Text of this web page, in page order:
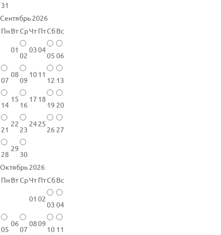
31
Сентябрь 2026
Пн ВтСрЧт ПтСбВс
01
02
0304
05 06
07
08
09
1011
12 13
14
15
16
17 18
19 20
21
22
23
2425
26 27
28
29
30
Октябрь 2026
Пн ВтСрЧт ПтСбВс
01 02
03 04
05
06
07
0809
10 11